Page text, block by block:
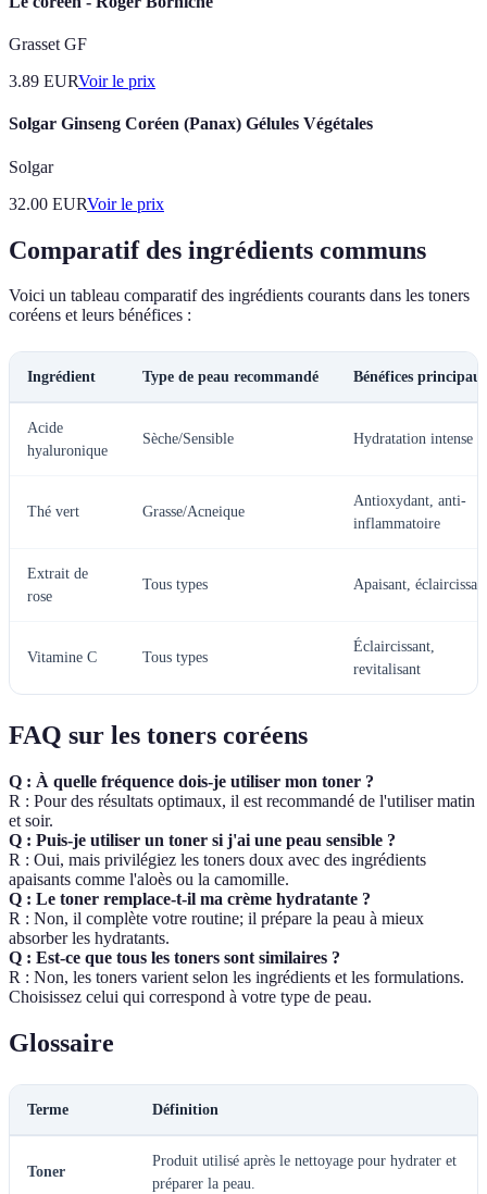
Grasset GF
3.89 EURVoir le prix
Solgar Ginseng Coréen (Panax) Gélules Végétales
Solgar
32.00 EURVoir le prix
Comparatif des ingrédients communs
Voici un tableau comparatif des ingrédients courants dans les toners
coréens et leurs bénéfices :
Ingrédient Type de peau recommandé Bénéfices
Acide
hyaluronique
Sèche/Sensible Hydratation intense
Thé vert Grasse/Acneique
Antioxydant, anti-
inflammatoire
Extrait de
rose
Tous types Apaisant,
Vitamine C Tous types
Éclaircissant,
revitalisant
FAQ sur les toners coréens
Q : À quelle fréquence dois-je utiliser mon toner ?
R : Pour des résultats optimaux, il est recommandé de l'utiliser matin
et soir.
Q : Puis-je utiliser un toner si j'ai une peau sensible ?
R : Oui, mais privilégiez les toners doux avec des ingrédients
apaisants comme l'aloès ou la camomille.
Q : Le toner remplace-t-il ma crème hydratante ?
R : Non, il complète votre routine; il prépare la peau à mieux
absorber les hydratants.
Q : Est-ce que tous les toners sont similaires ?
R : Non, les toners varient selon les ingrédients et les formulations.
Choisissez celui qui correspond à votre type de peau.
Glossaire
Terme Définition
Toner
Produit utilisé après le nettoyage pour hydrater et
préparer la peau.